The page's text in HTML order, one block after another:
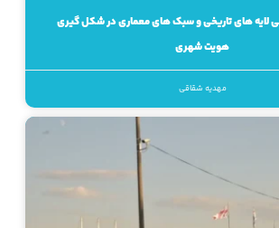
لایه های تاریخی و سبک های معماری در شکل گیری
هویت شهری
مهدیه شقاقی